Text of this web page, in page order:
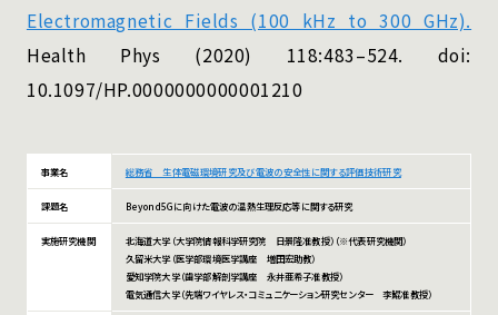
Electromagnetic Fields (100 kHz to 300 GHz).
Health Phys (2020) 118:483–524. doi:
10.1097/HP.0000000000001210
事業名 総務省 生体電磁環境研究及び電波の安全性に関する評価技術研究
課題名 Beyond5Gに向けた電波の温熱生理反応等に関する研究
実施研究機関
北海道大学（大学院情報科学研究院 日景隆准教授）（※代表研究機関）
久留米大学（医学部環境医学講座 増田宏助教）
愛知学院大学（歯学部解剖学講座 永井亜希子准教授）
電気通信大学（先端ワイヤレス・コミュニケーション研究センター 李鯤准教授）